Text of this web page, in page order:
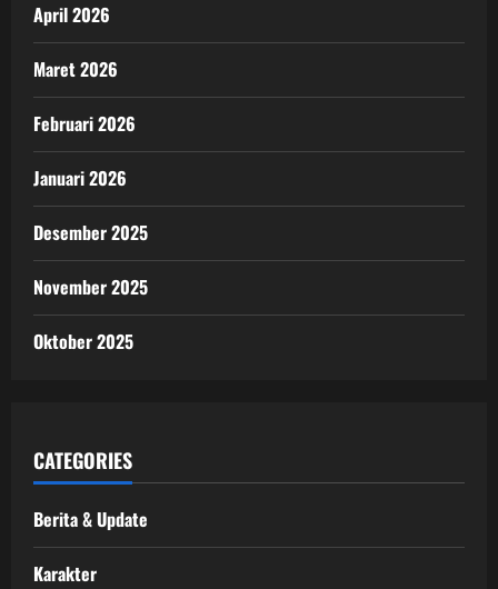
April 2026
Maret 2026
Februari 2026
Januari 2026
Desember 2025
November 2025
Oktober 2025
CATEGORIES
Berita & Update
Karakter